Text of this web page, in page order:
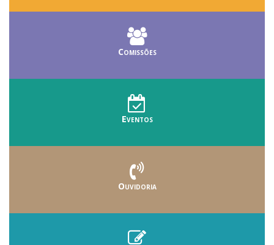
Comissões
Eventos
Ouvidoria